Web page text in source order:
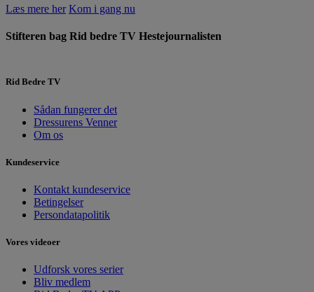
Læs mere her Kom i gang nu
Stifteren bag Rid bedre TV Hestejournalisten
Rid Bedre TV
Sådan fungerer det
Dressurens Venner
Om os
Kundeservice
Kontakt kundeservice
Betingelser
Persondatapolitik
Vores videoer
Udforsk vores serier
Bliv medlem